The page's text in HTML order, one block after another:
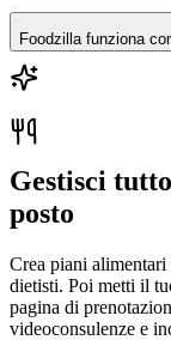
Foodzilla funziona
Gestisci
posto
Crea piani
dietisti. Poi metti il
pagina di
videoconsulenze e